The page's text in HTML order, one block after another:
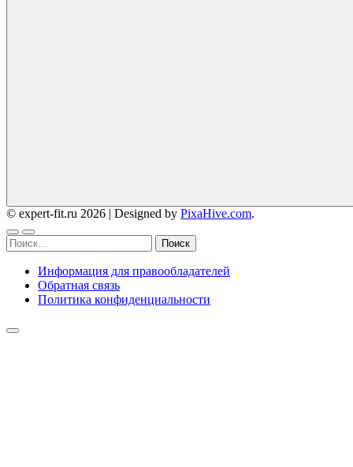
© expert-fit.ru 2026 | Designed by PixaHive.com.
Найти:
Информация для правообладателей
Обратная связь
Политика конфиденциальности